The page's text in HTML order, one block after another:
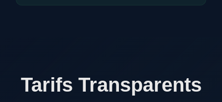
Tarifs Transparents